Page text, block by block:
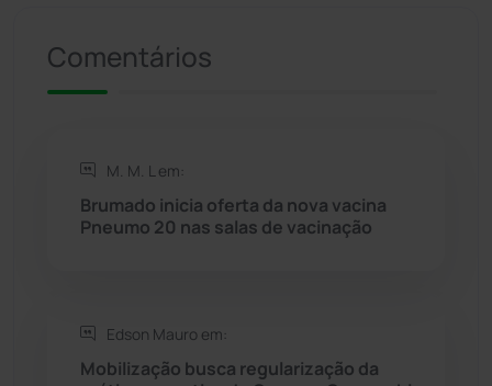
Rio do Antônio
Saúde
Seabra (50)
Comentários
M. M. L em:
Brumado inicia oferta da nova vacina
Pneumo 20 nas salas de vacinação
Edson Mauro em:
Mobilização busca regularização da